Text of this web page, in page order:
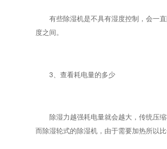
有些除湿机是不具有湿度控制，会一直
度之间。
3、查看耗电量的多少
除湿力越强耗电量就会越大，传统压缩
而除湿轮式的除湿机，由于需要加热所以